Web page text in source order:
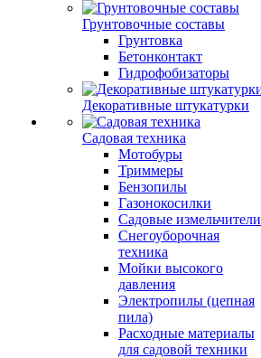
Грунтовочные составы
Грунтовка
Бетонконтакт
Гидрофобизаторы
Декоративные штукатурки
Садовая техника
Мотобуры
Триммеры
Бензопилы
Газонокосилки
Садовые измельчители
Снегоуборочная
техника
Мойки высокого
давления
Электропилы (цепная
пила)
Расходные материалы
для садовой техники